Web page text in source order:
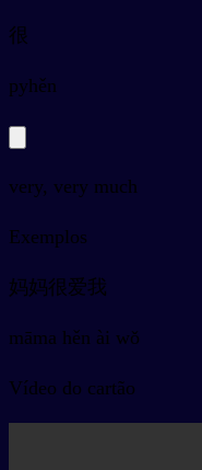
很
pyhěn
very, very much
Exemplos
妈妈很爱我
māma hěn ài wǒ
Vídeo do cartão